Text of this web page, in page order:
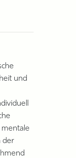
und
mentale
der